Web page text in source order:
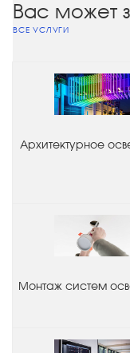
Вас может
ВСЕ УСЛУГИ
Архитектурное
Монтаж систем